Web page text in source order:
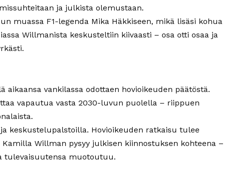
ja julkista olemustaan.
muassa F1-legenda Mika Häkkiseen, mikä lisäsi kohua
Willmanista keskusteltiin kiivaasti – osa otti osaa ja
vankilassa odottaen hovioikeuden päätöstä.
vapautua vasta 2030-luvun puolella – riippuen
keskustelupalstoilla. Hovioikeuden ratkaisu tulee
Willman pysyy julkisen kiinnostuksen kohteena –
tulevaisuutensa muotoutuu.